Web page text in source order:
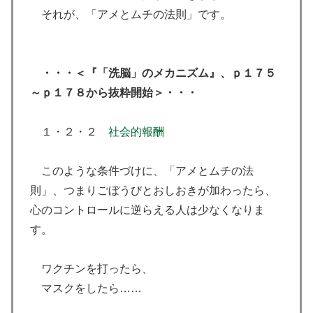
それが、「アメとムチの法則」です。
・・・＜『「洗脳」のメカニズム』、ｐ１７５
～ｐ１７８から抜粋開始＞・・・
１・２・２ 社会的報酬
このような条件づけに、「アメとムチの法
則」、つまりごぼうびとおしおきが加わったら、
心のコントロールに逆らえる人は少なくなりま
す。
ワクチンを打ったら、
マスクをしたら……